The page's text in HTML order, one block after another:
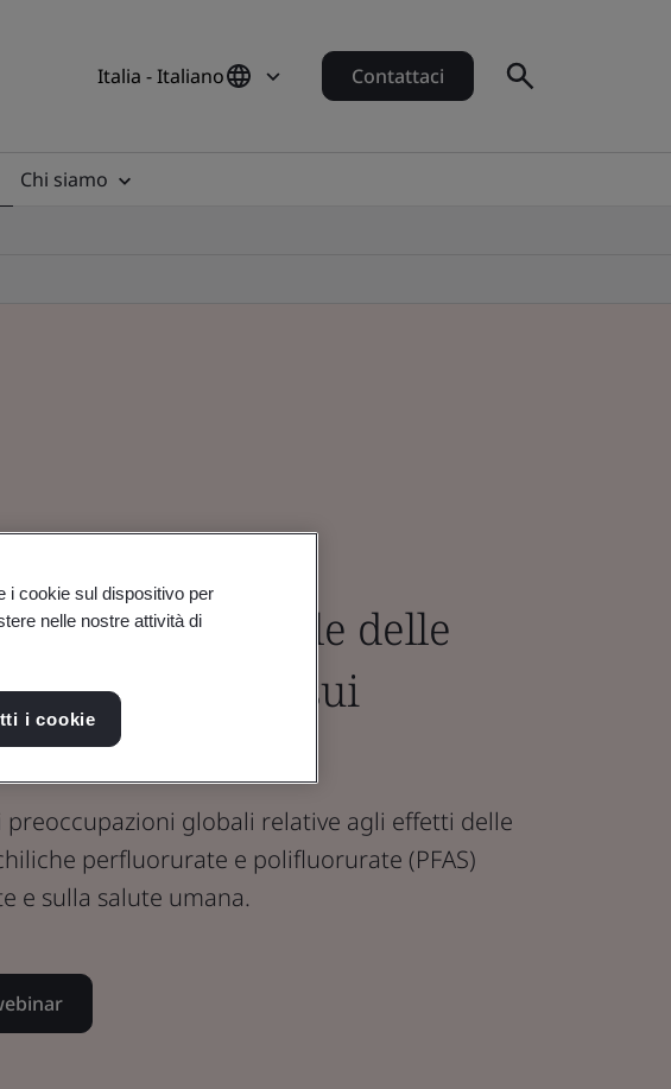
Italia - Italiano Contattaci
Chi siamo
graduale delle
il loro impatto sui
medici
preoccupazioni globali relative agli effetti delle
perfluorurate e polifluorurate (PFAS)
e sulla salute umana.
i cookie sul dispositivo per
nelle nostre attività di
i cookie